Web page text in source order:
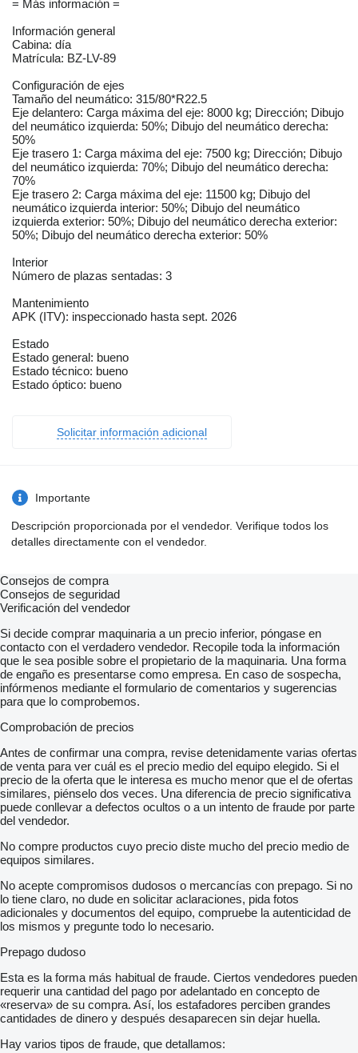
= Más información =
Información general
Cabina: día
Matrícula: BZ-LV-89
Configuración de ejes
Tamaño del neumático: 315/80*R22.5
Eje delantero: Carga máxima del eje: 8000 kg; Dirección; Dibujo
del neumático izquierda: 50%; Dibujo del neumático derecha:
50%
Eje trasero 1: Carga máxima del eje: 7500 kg; Dirección; Dibujo
del neumático izquierda: 70%; Dibujo del neumático derecha:
70%
Eje trasero 2: Carga máxima del eje: 11500 kg; Dibujo del
neumático izquierda interior: 50%; Dibujo del neumático
izquierda exterior: 50%; Dibujo del neumático derecha exterior:
50%; Dibujo del neumático derecha exterior: 50%
Interior
Número de plazas sentadas: 3
Mantenimiento
APK (ITV): inspeccionado hasta sept. 2026
Estado
Estado general: bueno
Estado técnico: bueno
Estado óptico: bueno
Solicitar información adicional
Importante
Descripción proporcionada por el vendedor. Verifique todos los
detalles directamente con el vendedor.
Consejos de compra
Consejos de seguridad
Verificación del vendedor
Si decide comprar maquinaria a un precio inferior, póngase en
contacto con el verdadero vendedor. Recopile toda la información
que le sea posible sobre el propietario de la maquinaria. Una forma
de engaño es presentarse como empresa. En caso de sospecha,
infórmenos mediante el formulario de comentarios y sugerencias
para que lo comprobemos.
Comprobación de precios
Antes de confirmar una compra, revise detenidamente varias ofertas
de venta para ver cuál es el precio medio del equipo elegido. Si el
precio de la oferta que le interesa es mucho menor que el de ofertas
similares, piénselo dos veces. Una diferencia de precio significativa
puede conllevar a defectos ocultos o a un intento de fraude por parte
del vendedor.
No compre productos cuyo precio diste mucho del precio medio de
equipos similares.
No acepte compromisos dudosos o mercancías con prepago. Si no
lo tiene claro, no dude en solicitar aclaraciones, pida fotos
adicionales y documentos del equipo, compruebe la autenticidad de
los mismos y pregunte todo lo necesario.
Prepago dudoso
Esta es la forma más habitual de fraude. Ciertos vendedores pueden
requerir una cantidad del pago por adelantado en concepto de
«reserva» de su compra. Así, los estafadores perciben grandes
cantidades de dinero y después desaparecen sin dejar huella.
Hay varios tipos de fraude, que detallamos: